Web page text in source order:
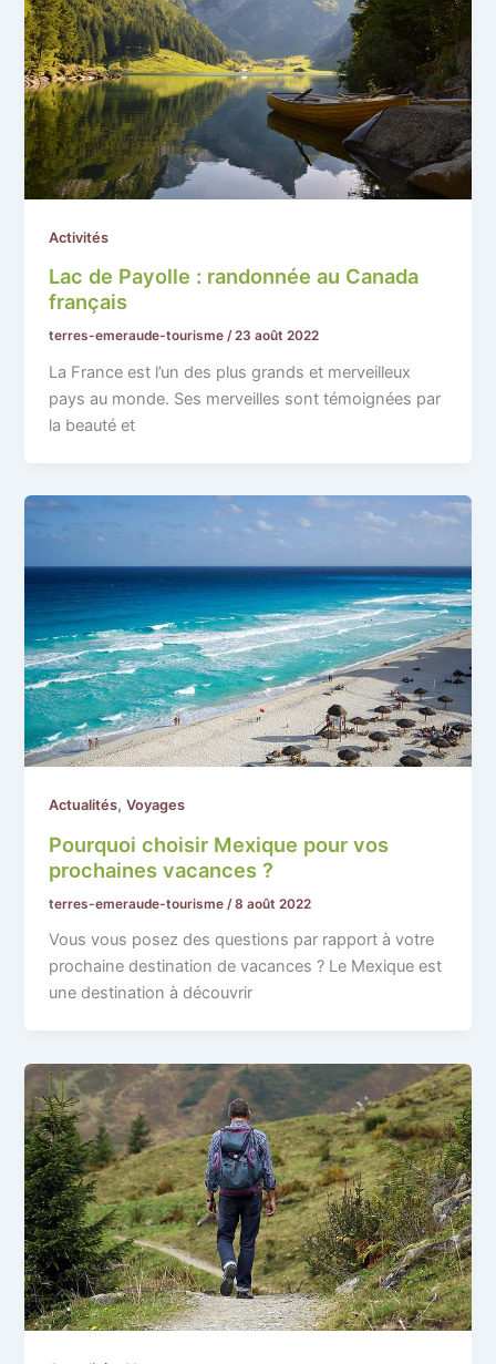
Activités
Lac de Payolle : randonnée au Canada
français
terres-emeraude-tourisme/23 août 2022
La France est l’un des plus grands et merveilleux
pays au monde. Ses merveilles sont témoignées par
la beauté et
Actualités,Voyages
Pourquoi choisir Mexique pour vos
prochaines vacances ?
terres-emeraude-tourisme /8 août 2022
Vous vous posez des questions par rapport à votre
prochaine destination de vacances ? Le Mexique est
une destination à découvrir